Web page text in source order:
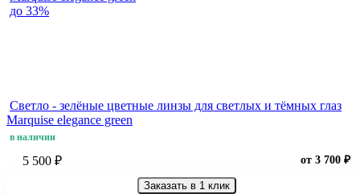
до 33%
Светло - зелёные цветные линзы для светлых и тёмных глаз
Marquise elegance green
в наличии
5 500 ₽ от 3 700 ₽
Заказать в 1 клик